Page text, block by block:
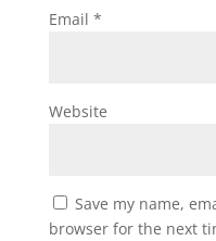
Email *
Website
Save my name,
browser for the next